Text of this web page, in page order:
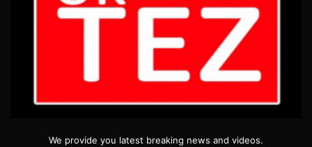
We provide you latest breaking news and videos.